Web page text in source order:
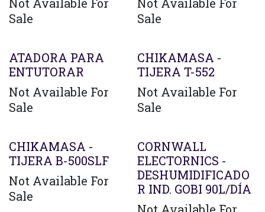
Sale
Sale
ATADORA PARA
ENTUTORAR
Not Available For
Sale
CHIKAMASA -
TIJERA T-552
Not Available For
Sale
CHIKAMASA -
TIJERA B-500SLF
Not Available For
Sale
Agotado
CORNWALL
ELECTORNICS -
DESHUMIDIFICADO
R IND. GOBI 90L/DÍA